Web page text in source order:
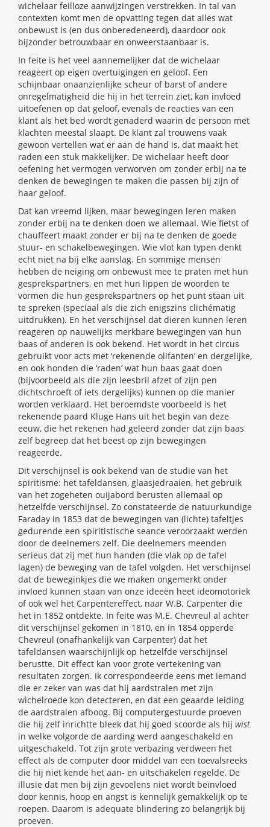
wichelaar feilloze aanwijzingen verstrekken. In tal van
contexten komt men de opvatting tegen dat alles wat
onbewust is (en dus onberedeneerd), daardoor ook
bijzonder betrouwbaar en onweerstaanbaar is.
In feite is het veel aannemelijker dat de wichelaar
reageert op eigen overtuigingen en geloof. Een
schijnbaar onaanzienlijke scheur of barst of andere
onregelmatigheid die hij in het terrein ziet, kan invloed
uitoefenen op dat geloof, evenals de reacties van een
klant als het bed wordt genaderd waarin de persoon met
klachten meestal slaapt. De klant zal trouwens vaak
gewoon vertellen wat er aan de hand is, dat maakt het
raden een stuk makkelijker. De wichelaar heeft door
oefening het vermogen verworven om zonder erbij na te
denken de bewegingen te maken die passen bij zijn of
haar geloof.
Dat kan vreemd lijken, maar bewegingen leren maken
zonder erbij na te denken doen we allemaal. Wie fietst of
chauffeert maakt zonder er bij na te denken de goede
stuur- en schakelbewegingen. Wie vlot kan typen denkt
echt niet na bij elke aanslag. En sommige mensen
hebben de neiging om onbewust mee te praten met hun
gesprekspartners, en met hun lippen de woorden te
vormen die hun gesprekspartners op het punt staan uit
te spreken (speciaal als die zich enigszins clichématig
uitdrukken). En het verschijnsel dat dieren kunnen leren
reageren op nauwelijks merkbare bewegingen van hun
baas of anderen is ook bekend. Het wordt in het circus
gebruikt voor acts met ‘rekenende olifanten’ en dergelijke,
en ook honden die ‘raden’ wat hun baas gaat doen
(bijvoorbeeld als die zijn leesbril afzet of zijn pen
dichtschroeft of iets dergelijks) kunnen op die manier
worden verklaard. Het beroemdste voorbeeld is het
rekenende paard Kluge Hans uit het begin van deze
eeuw, die het rekenen had geleerd zonder dat zijn baas
zelf begreep dat het beest op zijn bewegingen
reageerde.
Dit verschijnsel is ook bekend van de studie van het
spiritisme: het tafeldansen, glaasjedraaien, het gebruik
van het zogeheten ouijabord berusten allemaal op
hetzelfde verschijnsel. Zo constateerde de natuurkundige
Faraday in 1853 dat de bewegingen van (lichte) tafeltjes
gedurende een spiritistische seance veroorzaakt werden
door de deelnemers zelf. Die deelnemers meenden
serieus dat zij met hun handen (die vlak op de tafel
lagen) de beweging van de tafel volgden. Het verschijnsel
dat de beweginkjes die we maken ongemerkt onder
invloed kunnen staan van onze ideeën heet ideomotoriek
of ook wel het Carpentereffect, naar W.B. Carpenter die
het in 1852 ontdekte. In feite was M.E. Chevreul al achter
dit verschijnsel gekomen in 1810, en in 1854 opperde
Chevreul (onafhankelijk van Carpenter) dat het
tafeldansen waarschijnlijk op hetzelfde verschijnsel
berustte. Dit effect kan voor grote vertekening van
resultaten zorgen. Ik correspondeerde eens met iemand
die er zeker van was dat hij aardstralen met zijn
wichelroede kon detecteren, en dat een geaarde leiding
de aardstralen afboog. Bij computergestuurde proeven
die hij zelf inrichtte bleek dat hij goed scoorde als hij wist
in welke volgorde de aarding werd aangeschakeld en
uitgeschakeld. Tot zijn grote verbazing verdween het
effect als de computer door middel van een toevalsreeks
die hij niet kende het aan- en uitschakelen regelde. De
illusie dat men bij zijn gevoelens niet wordt beïnvloed
door kennis, hoop en angst is kennelijk gemakkelijk op te
roepen. Daarom is adequate blindering zo belangrijk bij
proeven.